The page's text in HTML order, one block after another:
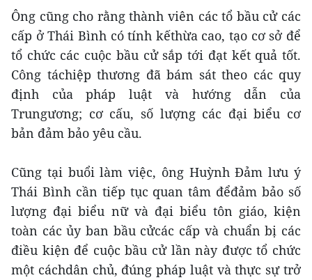
Ông cũng cho rằng thành viên các tổ bầu cử các
cấp ở Thái Bình có tính kếthừa cao, tạo cơ sở để
tổ chức các cuộc bầu cử sắp tới đạt kết quả tốt.
Công táchiệp thương đã bám sát theo các quy
định của pháp luật và hướng dẫn của
Trungương; cơ cấu, số lượng các đại biểu cơ
bản đảm bảo yêu cầu.
Cũng tại buổi làm việc, ông Huỳnh Đảm lưu ý
Thái Bình cần tiếp tục quan tâm đểđảm bảo số
lượng đại biểu nữ và đại biểu tôn giáo, kiện
toàn các ủy ban bầu cửcác cấp và chuẩn bị các
điều kiện để cuộc bầu cử lần này được tổ chức
một cáchdân chủ, đúng pháp luật và thực sự trở